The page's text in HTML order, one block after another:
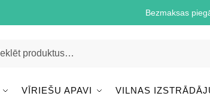
Bezmaksas
VĪRIEŠU APAVI VILNAS